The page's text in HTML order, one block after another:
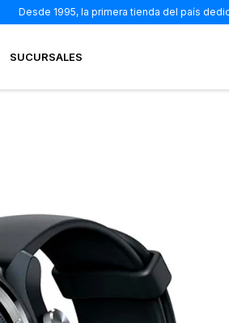
SUCURSALES
Desde 1995, la primera tienda del país